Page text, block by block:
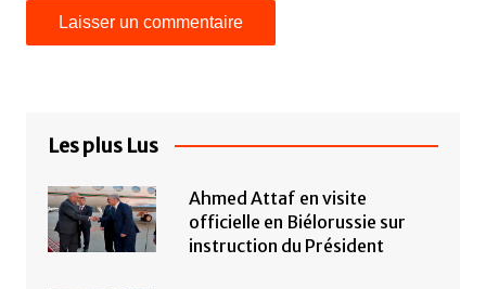
Les plus Lus
Ahmed Attaf en visite
officielle en Biélorussie sur
instruction du Président